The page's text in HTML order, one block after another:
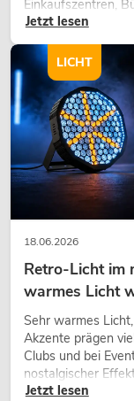
EUROLITE Set
TCL + Softbag
No. 09009956
-16%
Endstufe mit
Einkaufszentren,
eine hochwertige
Jetzt lesen
18.06.2026
Retro-Licht im
warmes Licht
Sehr warmes
Akzente prägen
Clubs und bei
nostalgischer
Gestaltungsmittel:
Jetzt lesen
LICHT